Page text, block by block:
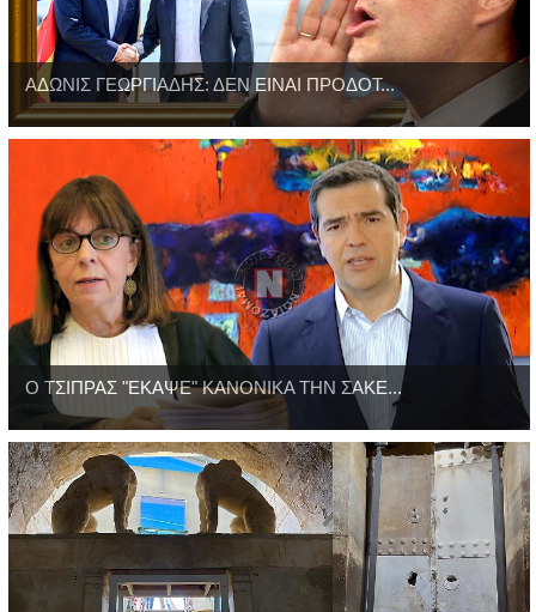
ΑΔΩΝΙΣ ΓΕΩΡΓΙΑΔΗΣ: ΔΕΝ ΕΙΝΑΙ ΠΡΟΔΟΤ...
Ο ΤΣΙΠΡΑΣ "ΕΚΑΨΕ" ΚΑΝΟΝΙΚΑ ΤΗΝ ΣΑΚΕ...